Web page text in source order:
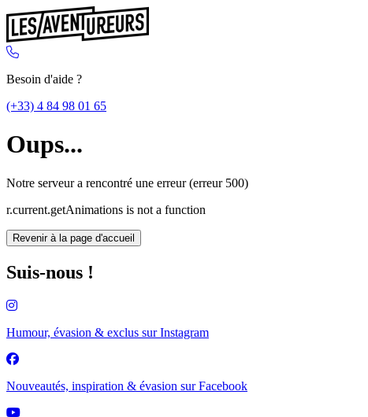
Besoin d'aide ?
(+33) 4 84 98 01 65
Oups...
Notre serveur a rencontré une erreur (erreur 500)
r.current.getAnimations is not a function
Revenir à la page d'accueil
Suis-nous !
Humour, évasion & exclus surInstagram
Nouveautés, inspiration & évasion surFacebook